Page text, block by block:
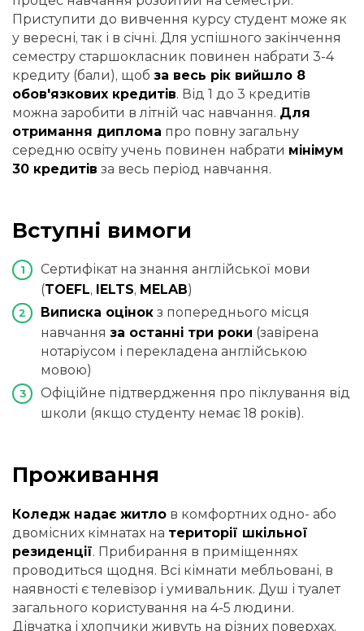
Приступити до вивчення курсу студент може як
у вересні, так і в січні. Для успішного закінчення
семестру старшокласник повинен набрати 3-4
кредиту (бали), щоб за весь рік вийшло 8
обов'язкових кредитів. Від 1 до 3 кредитів
можна заробити в літній час навчання. Для
отримання диплома про повну загальну
середню освіту учень повинен набрати мінімум
30 кредитів за весь період навчання.
Вступні вимоги
Сертифікат на знання англійської мови
(TOEFL, IELTS, MELAB)
Виписка оцінок з попереднього місця
навчання за останні три роки (завірена
нотаріусом і перекладена англійською
мовою)
Офіційне підтвердження про піклування від
школи (якщо студенту немає 18 років).
Проживання
Коледж надає житло в комфортних одно- або
двомісних кімнатах на території шкільної
резиденції. Прибирання в приміщеннях
проводиться щодня. Всі кімнати мебльовані, в
наявності є телевізор і умивальник. Душ і туалет
загального користування на 4-5 людини.
Дівчатка і хлопчики живуть на різних поверхах.